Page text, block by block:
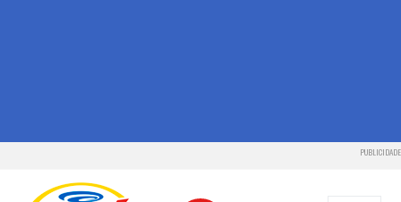
PUBLICIDADE